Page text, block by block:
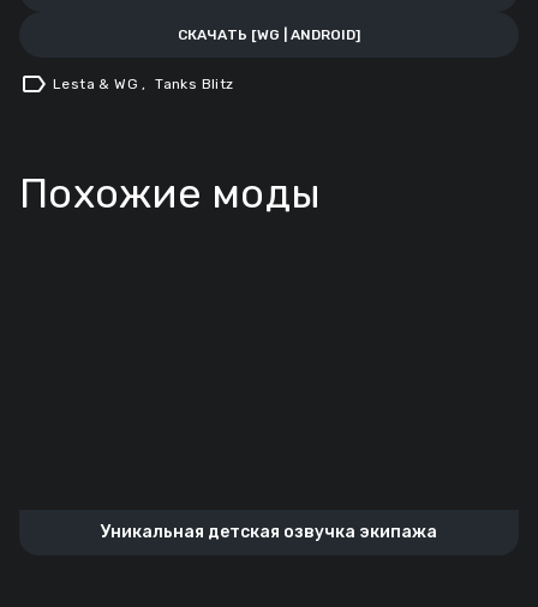
СКАЧАТЬ [WG | ANDROID]
label Lesta & WG, Tanks Blitz
Похожие моды
Уникальная детская озвучка экипажа